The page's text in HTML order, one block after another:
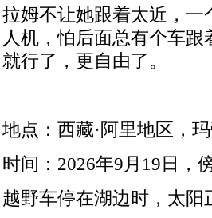
拉姆不让她跟着太近，
人机，怕后面总有个车
就行了，更自由了。
地点：西藏·阿里地区，
时间： 2026年9月 19日，
越野车停在湖边时，太阳